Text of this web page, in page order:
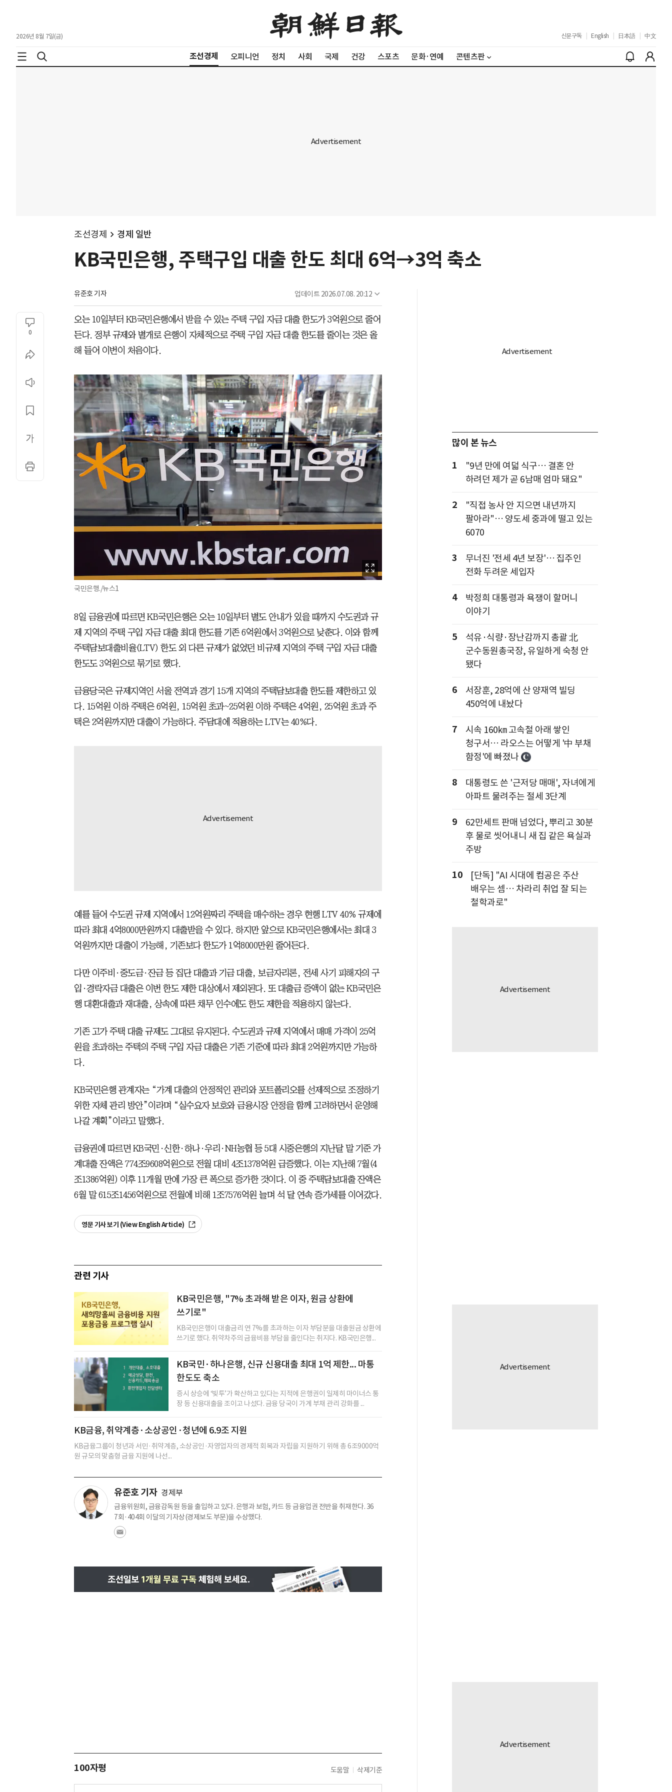
2026년 8월 7일(금) 신문구독 English 日本語 中文
조선경제 오피니언 정치 사회 국제 건강 스포츠 문화·연예 콘텐츠판
조선경제 경제 일반
KB국민은행, 주택구입 대출 한도 최대 6억→3억 축소
유준호 기자 업데이트 2026.07.08. 20:12
0
오는 10일부터 KB국민은행에서 받을 수 있는 주택 구입 자금 대출 한도가 3억원으로 줄어
든다. 정부 규제와 별개로 은행이 자체적으로 주택 구입 자금 대출 한도를 줄이는 것은 올
해 들어 이번이 처음이다.
국민은행./뉴스1
8일 금융권에 따르면 KB국민은행은 오는 10일부터 별도 안내가 있을 때까지 수도권과 규
제 지역의 주택 구입 자금 대출 최대 한도를 기존 6억원에서 3억원으로 낮춘다. 이와 함께
주택담보대출비율(LTV) 한도 외 다른 규제가 없었던 비규제 지역의 주택 구입 자금 대출
한도도 3억원으로 묶기로 했다.
금융당국은 규제지역인 서울 전역과 경기 15개 지역의 주택담보대출 한도를 제한하고 있
다. 15억원 이하 주택은 6억원, 15억원 초과~25억원 이하 주택은 4억원, 25억원 초과 주
택은 2억원까지만 대출이 가능하다. 주담대에 적용하는 LTV는 40%다.
예를 들어 수도권 규제 지역에서 12억원짜리 주택을 매수하는 경우 현행 LTV 40% 규제에
따라 최대 4억8000만원까지 대출받을 수 있다. 하지만 앞으로 KB국민은행에서는 최대 3
억원까지만 대출이 가능해, 기존보다 한도가 1억8000만원 줄어든다.
다만 이주비·중도금·잔금 등 집단 대출과 기금 대출, 보금자리론, 전세 사기 피해자의 구
입·경락자금 대출은 이번 한도 제한 대상에서 제외된다. 또 대출금 증액이 없는 KB국민은
행 대환대출과 재대출, 상속에 따른 채무 인수에도 한도 제한을 적용하지 않는다.
기존 고가 주택 대출 규제도 그대로 유지된다. 수도권과 규제 지역에서 매매 가격이 25억
원을 초과하는 주택의 주택 구입 자금 대출은 기존 기준에 따라 최대 2억원까지만 가능하
다.
KB국민은행 관계자는 “가계 대출의 안정적인 관리와 포트폴리오를 선제적으로 조정하기
위한 자체 관리 방안”이라며 “실수요자 보호와 금융시장 안정을 함께 고려하면서 운영해
나갈 계획”이라고 말했다.
금융권에 따르면 KB국민·신한·하나·우리·NH농협 등 5대 시중은행의 지난달 말 기준 가
계대출 잔액은 774조9608억원으로 전월 대비 4조1378억원 급증했다. 이는 지난해 7월(4
조1386억원) 이후 11개월 만에 가장 큰 폭으로 증가한 것이다. 이 중 주택담보대출 잔액은
6월 말 615조1456억원으로 전월에 비해 1조7576억원 늘며 석 달 연속 증가세를 이어갔다.
영문 기사 보기 (View English Article)
관련 기사
KB국민은행, "7% 초과해 받은 이자, 원금 상환에
쓰기로"
KB국민은행이 대출금리 연 7%를 초과하는 이자 부담분을 대출원금 상환에
쓰기로 했다. 취약차주의 금융비용 부담을 줄인다는 취지다. KB국민은행...
KB국민·하나은행, 신규 신용대출 최대 1억 제한... 마통
한도도 축소
증시 상승에 ‘빚투’가 확산하고 있다는 지적에 은행권이 일제히 마이너스 통
장 등 신용대출을 조이고 나섰다. 금융 당국이 가계 부채 관리 강화를 ...
KB금융, 취약계층·소상공인·청년에 6.9조 지원
KB금융그룹이 청년과 서민·취약계층, 소상공인·자영업자의 경제적 회복과 자립을 지원하기 위해 총 6조9000억
원 규모의 맞춤형 금융 지원에 나선...
유준호 기자 경제부
금융위원회, 금융감독원 등을 출입하고 있다. 은행과 보험, 카드 등 금융업권 전반을 취재한다. 36
7회·404회 이달의 기자상(경제보도 부문)을 수상했다.
100자평 도움말 삭제기준
많이 본 뉴스
1
"9년 만에 여덟 식구… 결혼 안
하려던 제가 곧 6남매 엄마 돼요"
2
"직접 농사 안 지으면 내년까지
팔아라"… 양도세 중과에 떨고 있는
6070
3
무너진 '전세 4년 보장'… 집주인
전화 두려운 세입자
4
박정희 대통령과 욕쟁이 할머니
이야기
5
석유·식량·장난감까지 총괄 北
군수동원총국장, 유일하게 숙청 안
됐다
6
서장훈, 28억에 산 양재역 빌딩
450억에 내놨다
7
시속 160㎞ 고속철 아래 쌓인
청구서… 라오스는 어떻게 '中 부채
함정'에 빠졌나
8
대통령도 쓴 '근저당 매매', 자녀에게
아파트 물려주는 절세 3단계
9
62만세트 판매 넘었다, 뿌리고 30분
후 물로 씻어내니 새 집 같은 욕실과
주방
10
[단독] "AI 시대에 컴공은 주산
배우는 셈… 차라리 취업 잘 되는
철학과로"